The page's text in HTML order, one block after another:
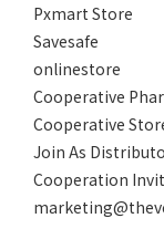
Pxmart Store
Savesafe
onlinestore
Cooperative
Cooperative
Join As
Cooperation